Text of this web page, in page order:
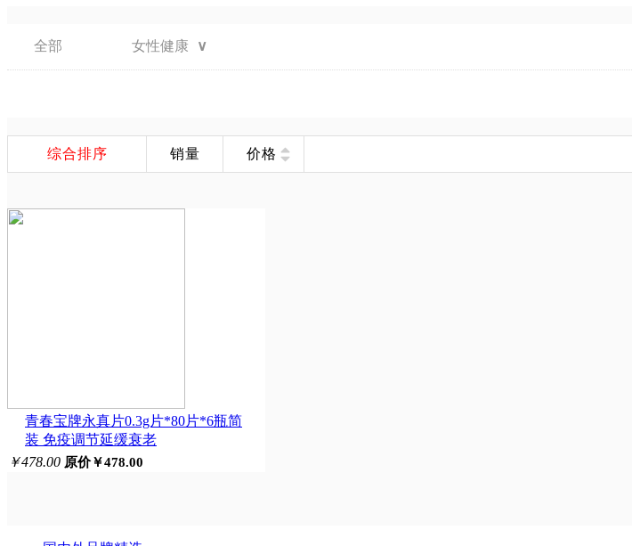
全部 女性健康 ∨
综合排序 销量 价格
青春宝牌永真片0.3g片*80片*6瓶简
装 免疫调节延缓衰老
￥478.00 原价￥478.00